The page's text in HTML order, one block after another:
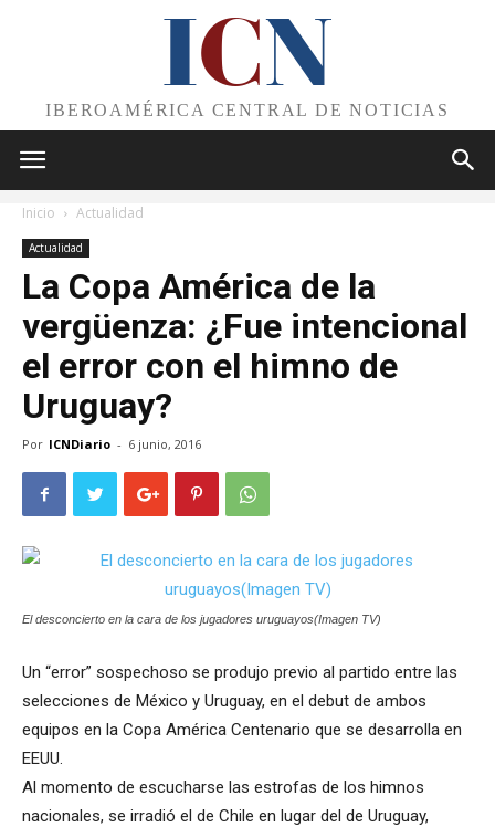
ICN
IBEROAMÉRICA CENTRAL DE NOTICIAS
Inicio Actualidad
Actualidad
La Copa América de la
vergüenza: ¿Fue intencional
el error con el himno de
Uruguay?
Por ICNDiario - 6 junio, 2016
El desconcierto en la cara de los jugadores uruguayos(Imagen TV)
Un “error” sospechoso se produjo previo al partido entre las
selecciones de México y Uruguay, en el debut de ambos
equipos en la Copa América Centenario que se desarrolla en
EEUU.
Al momento de escucharse las estrofas de los himnos
nacionales, se irradió el de Chile en lugar del de Uruguay,